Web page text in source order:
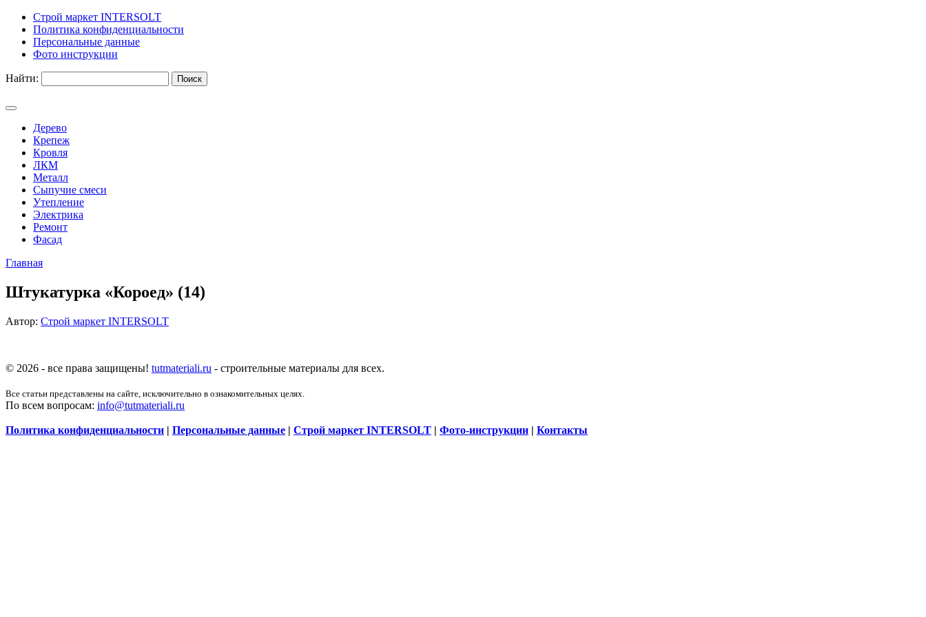
Строй маркет INTERSOLT
Политика конфиденциальности
Персональные данные
Фото инструкции
Найти:
Дерево
Крепеж
Кровля
ЛКМ
Металл
Сыпучие смеси
Утепление
Электрика
Ремонт
Фасад
Главная
Штукатурка «Короед» (14)
Автор: Строй маркет INTERSOLT
© 2026 - все права защищены! tutmateriali.ru - строительные материалы для всех.
Все статьи представлены на сайте, исключительно в ознакомительных целях.
По всем вопросам: info@tutmateriali.ru
Политика конфиденциальности | Персональные данные | Строй маркет INTERSOLT | Фото-инструкции | Контакты